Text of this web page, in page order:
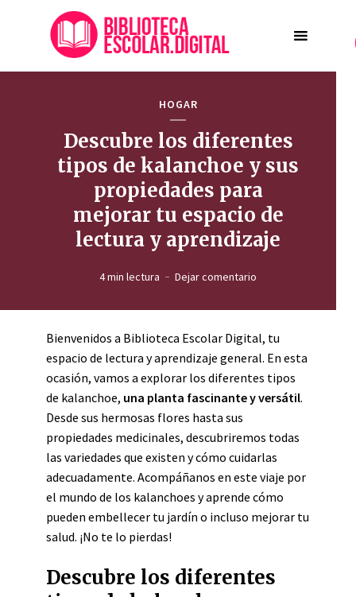
HOGAR
Descubre los diferentes
tipos de kalanchoe y sus
propiedades para
mejorar tu espacio de
lectura y aprendizaje
4 min lectura Dejar comentario
Bienvenidos a Biblioteca Escolar Digital, tu
espacio de lectura y aprendizaje general. En esta
ocasión, vamos a explorar los diferentes tipos
de kalanchoe, una planta fascinante y versátil.
Desde sus hermosas flores hasta sus
propiedades medicinales, descubriremos todas
las variedades que existen y cómo cuidarlas
adecuadamente. Acompáñanos en este viaje por
el mundo de los kalanchoes y aprende cómo
pueden embellecer tu jardín o incluso mejorar tu
salud. ¡No te lo pierdas!
Descubre los diferentes